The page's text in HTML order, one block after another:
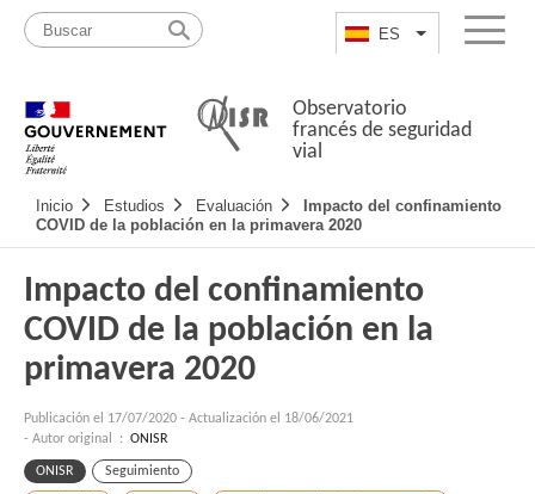
Pasar
contenido
Mapa
web
ES List additional
Menu
Observatorio
francés de seguridad
vial
Navigation
principale
Inicio Estudios Evaluación
Impacto del confinamiento
COVID de la población en la primavera 2020
Impacto del confinamiento
COVID de la población en la
primavera 2020
Publicación el 17/07/2020 - Actualización el 18/06/2021
- Autor original : ONISR
ONISR Seguimiento